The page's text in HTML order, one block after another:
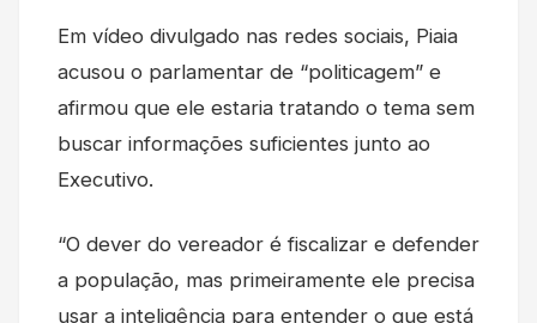
Em vídeo divulgado nas redes sociais, Piaia
acusou o parlamentar de “politicagem” e
afirmou que ele estaria tratando o tema sem
buscar informações suficientes junto ao
Executivo.
“O dever do vereador é fiscalizar e defender
a população, mas primeiramente ele precisa
usar a inteligência para entender o que está